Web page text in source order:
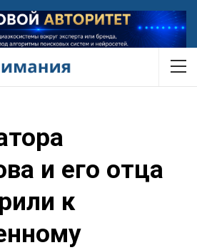
и его отца
к